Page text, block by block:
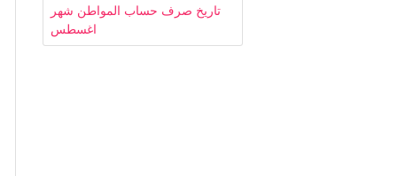
تاريخ صرف حساب المواطن شهر
اغسطس